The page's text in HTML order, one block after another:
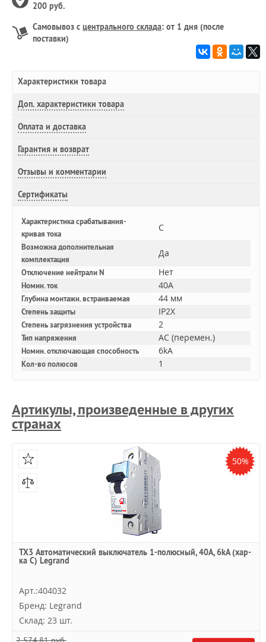
200 руб.
Самовывоз с центрального склада: от 1 дня (после
поставки)
Характеристики товара
Доп. характеристики товара
Оплата и доставка
Гарантия и возврат
Отзывы и комментарии
Сертификаты
Характеристика срабатывания-
кривая тока
C
Возможна дополнительная
комплектация
Да
Отключение нейтрали N Нет
Номин. ток 40A
Глубина монтажн. встраиваемая 44 мм
Степень защиты IP2X
Степень загрязнения устройства 2
Тип напряжения AC (перемен.)
Номин. отключающая способность 6kA
Кол-во полюсов 1
Артикулы, произведенные в других
странах
50%
TX3 Автоматический выключатель 1-полюсный, 40А, 6kА (хар-
ка C) Legrand
Арт.:404032
Бренд: Legrand
Склад: 23 шт.